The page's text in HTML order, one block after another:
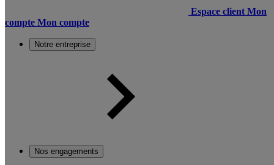
Espace client Mon
compte Mon compte
Notre entreprise
Nos engagements